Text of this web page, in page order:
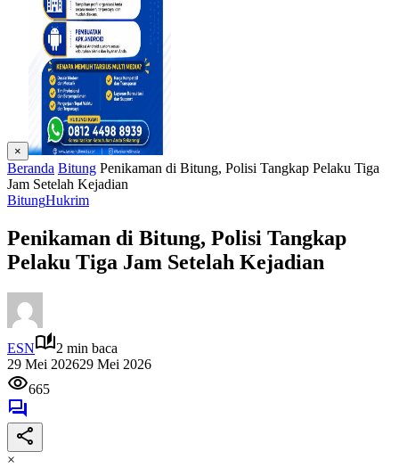
×
Beranda Bitung Penikaman di Bitung, Polisi Tangkap Pelaku Tiga
Jam Setelah Kejadian
BitungHukrim
Penikaman di Bitung, Polisi Tangkap
Pelaku Tiga Jam Setelah Kejadian
ESN
2 min baca
29 Mei 202629 Mei 2026
665
×